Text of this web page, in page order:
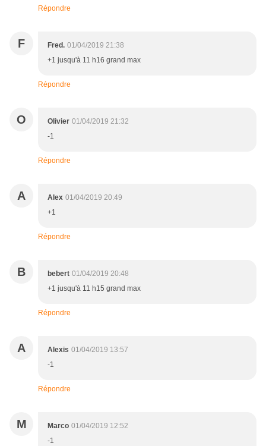
Répondre
F Fred. 01/04/2019 21:38
+1 jusqu'à 11 h16 grand max
Répondre
O Olivier 01/04/2019 21:32
-1
Répondre
A Alex 01/04/2019 20:49
+1
Répondre
B bebert 01/04/2019 20:48
+1 jusqu'à 11 h15 grand max
Répondre
A Alexis 01/04/2019 13:57
-1
Répondre
M Marco 01/04/2019 12:52
-1